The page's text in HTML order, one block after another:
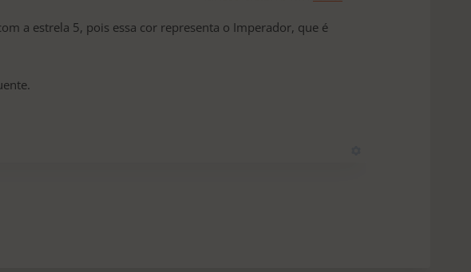
a estrela 5, pois essa cor representa o Imperador, que é